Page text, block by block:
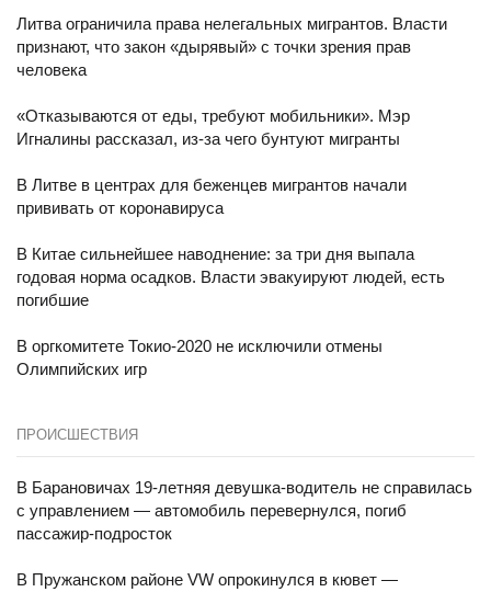
Литва ограничила права нелегальных мигрантов. Власти
признают, что закон «дырявый» с точки зрения прав
человека
«Отказываются от еды, требуют мобильники». Мэр
Игналины рассказал, из-за чего бунтуют мигранты
В Литве в центрах для беженцев мигрантов начали
прививать от коронавируса
В Китае сильнейшее наводнение: за три дня выпала
годовая норма осадков. Власти эвакуируют людей, есть
погибшие
В оргкомитете Токио-2020 не исключили отмены
Олимпийских игр
ПРОИСШЕСТВИЯ
В Барановичах 19-летняя девушка-водитель не справилась
с управлением — автомобиль перевернулся, погиб
пассажир-подросток
В Пружанском районе VW опрокинулся в кювет —